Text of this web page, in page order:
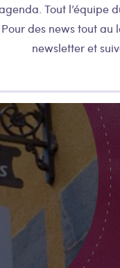
Tout l’équipe
Pour des news tout au
newsletter et